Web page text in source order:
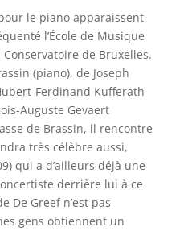
le piano apparaissent
l’École de Musique
de Bruxelles.
(piano), de Joseph
Ferdinand Kufferath
Auguste Gevaert
de Brassin, il rencontre
très célèbre aussi,
qui a d’ailleurs déjà une
derrière lui à ce
De Greef n’est pas
gens obtiennent un